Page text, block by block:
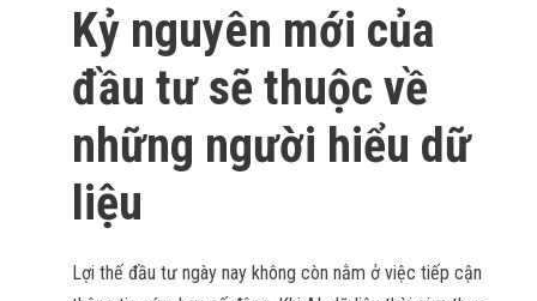
Kỷ nguyên mới của
đầu tư sẽ thuộc về
những người hiểu dữ
liệu
Lợi thế đầu tư ngày nay không còn nằm ở việc tiếp cận